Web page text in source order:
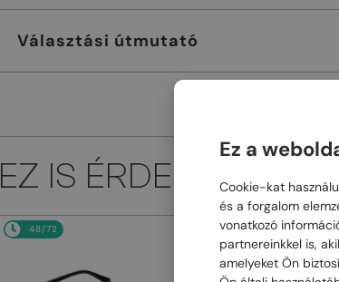
Választási útmutató
EZ IS ÉRDEKELHET
48/72 48/72
Ez a
Cookie-kat
és a forgalom
vonatkozó
partnereinkkel is,
amelyeket Ön